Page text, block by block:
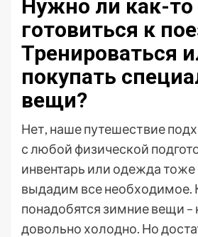
Нужно ли как-то
готовиться к
Тренироваться
покупать
вещи?
Нет, наше путешествие
с любой физической
инвентарь или одежда
выдадим все необходимое.
понадобятся зимние вещи –
довольно холодно. Но